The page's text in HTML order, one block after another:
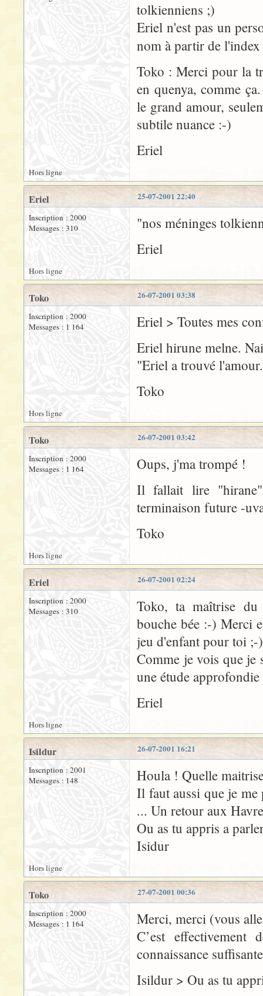
tolkienniens ;)
Eriel n'est pas un
nom à partir de
Toko : Merci pour la
en quenya, comme
le grand amour,
subtile nuance :-)
Eriel
Hors ligne
25-07-2001 22:40
Eriel
Inscription : 2000
Messages : 310
"nos méninges
Eriel
Hors ligne
26-07-2001 03:38
Toko
Inscription : 2000
Messages : 1 164
Eriel > Toutes mes
Eriel hirune melne.
"Eriel a trouvé
Toko
Hors ligne
26-07-2001 03:42
Toko
Inscription : 2000
Messages : 1 164
Oups, j'ma trompé !
Il fallait lire
terminaison future -
Toko
Hors ligne
26-07-2001 02:24
Eriel
Inscription : 2000
Messages : 310
Toko, ta maîtrise du
bouche bée :-) Merci
jeu d'enfant pour toi ;-)
Comme je vois que je
une étude
Eriel
Hors ligne
26-07-2001 16:21
Isildur
Inscription : 2001
Messages : 148
Houla ! Quelle
Il faut aussi que je me
... Un retour aux
Ou as tu appris a
Isidur
Hors ligne
27-07-2001 00:36
Toko
Inscription : 2000
Messages : 1 164
Merci, merci (vous
C’est
connaissance
Isildur > Ou as tu